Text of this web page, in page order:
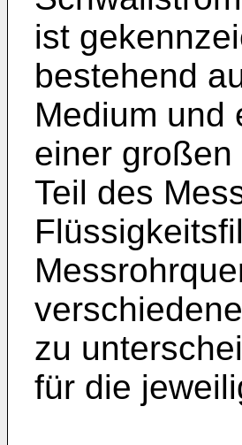
ist
bestehend
Medium und
einer
Teil des
zu
für die